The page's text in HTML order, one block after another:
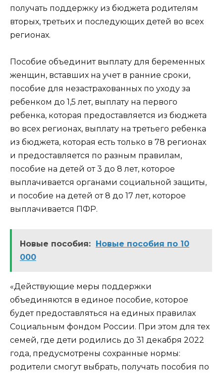
получать поддержку из бюджета родителям
вторых, третьих и последующих детей во всех
регионах.
Пособие объединит выплату для беременных
женщин, вставших на учет в ранние сроки,
пособие для незастрахованных по уходу за
ребенком до 1,5 лет, выплату на первого
ребенка, которая предоставляется из бюджета
во всех регионах, выплату на третьего ребенка
из бюджета, которая есть только в 78 регионах
и предоставляется по разным правилам,
пособие на детей от 3 до 8 лет, которое
выплачивается органами социальной защиты,
и пособие на детей от 8 до 17 лет, которое
выплачивается ПФР.
Новые пособия: Новые пособия по 10
000
«Действующие меры поддержки
объединяются в единое пособие, которое
будет предоставляться на единых правилах
Социальным фондом России. При этом для тех
семей, где дети родились до 31 декабря 2022
года, предусмотрены сохранные нормы:
родители смогут выбрать, получать пособия по